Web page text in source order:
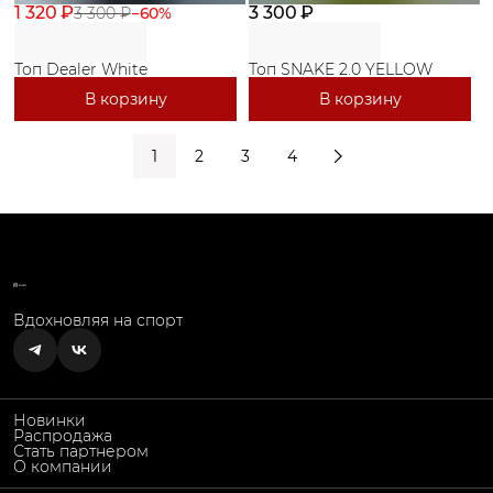
1 320 ₽3 300 ₽−60%
Топ Dealer White
В корзину
3 300 ₽
Топ SNAKE 2.0 YELLOW
В корзину
1 2 3 4
Вдохновляя на спорт
Новинки
Распродажа
Стать партнером
О компании